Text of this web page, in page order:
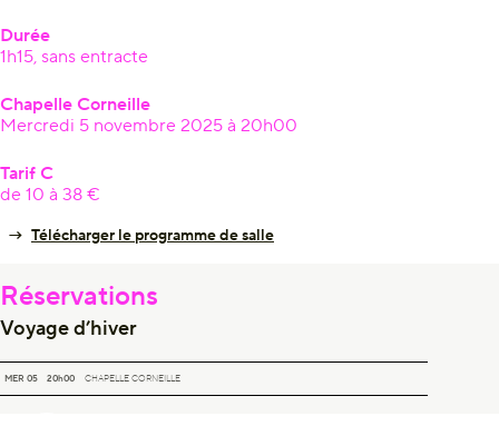
Durée
1h15, sans entracte
Chapelle Corneille
Mercredi 5 novembre 2025 à 20h00
Tarif C
de 10 à 38 €
Télécharger le programme de salle
Réservations
Voyage d’hiver
MER 05 20h00
VOYAGE D’HIVER CHAPELLE CORNEILLE